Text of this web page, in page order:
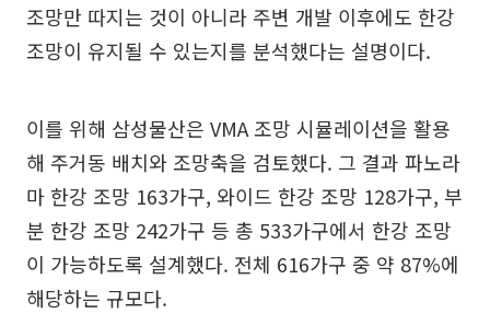
조망만 따지는 것이 아니라 주변 개발 이후에도 한강
조망이 유지될 수 있는지를 분석했다는 설명이다.
이를 위해 삼성물산은 VMA 조망 시뮬레이션을 활용
해 주거동 배치와 조망축을 검토했다. 그 결과 파노라
마 한강 조망 163가구, 와이드 한강 조망 128가구, 부
분 한강 조망 242가구 등 총 533가구에서 한강 조망
이 가능하도록 설계했다. 전체 616가구 중 약 87%에
해당하는 규모다.